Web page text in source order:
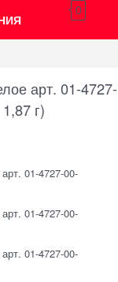
0
арт. 01-4727-
г)